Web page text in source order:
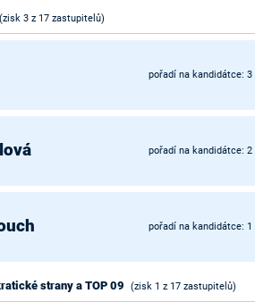
(zisk 3 z 17 zastupitelů)
pořadí na kandidátce: 3
pořadí na kandidátce: 2
pořadí na kandidátce: 1
strany a TOP 09 (zisk 1 z 17 zastupitelů)